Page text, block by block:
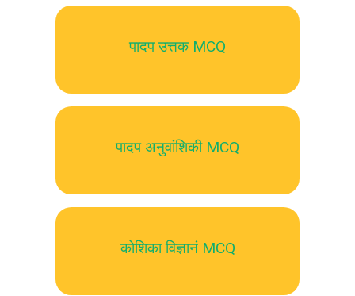
पादप उत्तक MCQ
पादप अनुवांशिकी MCQ
कोशिका विज्ञानं MCQ